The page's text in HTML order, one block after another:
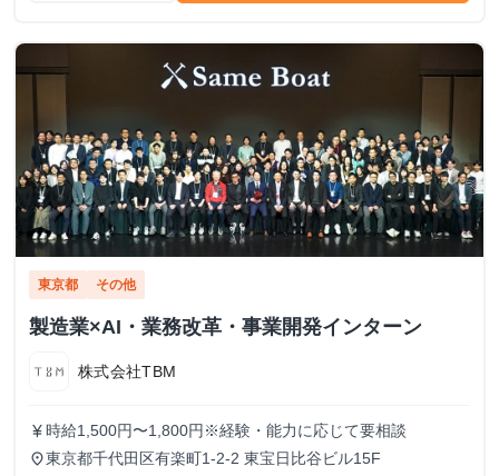
東京都 その他
製造業×AI・業務改革・事業開発インターン
株式会社TBM
currency_yen 時給1,500円〜1,800円※経験・能力に応じて要相談
place東京都千代田区有楽町1-2-2 東宝日比谷ビル15F